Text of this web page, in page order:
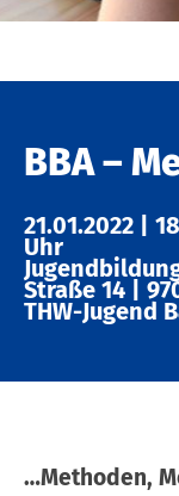
BBA –
21.01.2022
Uhr
Straße 14
THW-Jugend
…Methoden,